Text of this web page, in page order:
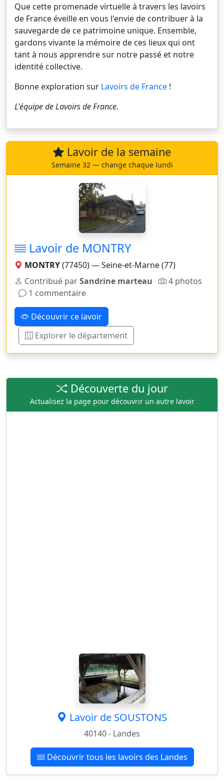
Que cette promenade virtuelle à travers les lavoirs
de France éveille en vous l'envie de contribuer à la
sauvegarde de ce patrimoine unique. Ensemble,
gardons vivante la mémoire de ces lieux qui ont
tant à nous apprendre sur notre passé et notre
identité collective.
Bonne exploration sur Lavoirs de France !
L'équipe deLavoirs de France.
Lavoir de la semaine
Semaine 32 — change chaque lundi
Lavoir de MONTRY
MONTRY(77450) — Seine-et-Marne (77)
Contribué parSandrine marteau
4 photos
1 commentaire
Découvrir ce lavoir
Explorer le département
Découverte du jour
Actualisez la page pour découvrir un autre lavoir
Lavoir de SOUSTONS
40140 - Landes
Découvrir tous les lavoirs des Landes